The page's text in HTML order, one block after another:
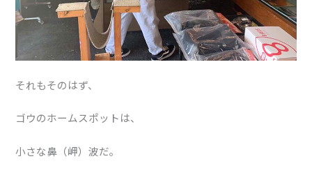
それもそのはず、
ゴウのホームスポットは、
小さな鼻（岬）波だ。